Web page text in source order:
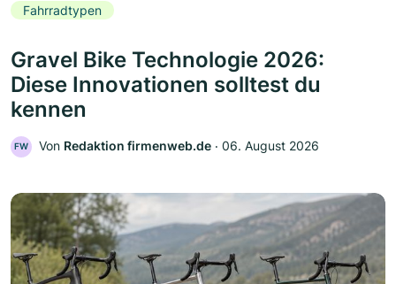
Fahrradtypen
Gravel Bike Technologie 2026:
Diese Innovationen solltest du
kennen
FW Von Redaktion firmenweb.de ‧ 06. August 2026